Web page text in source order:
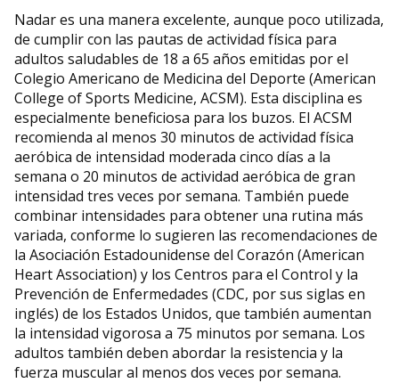
Nadar es una manera excelente, aunque poco utilizada,
de cumplir con las pautas de actividad física para
adultos saludables de 18 a 65 años emitidas por el
Colegio Americano de Medicina del Deporte (American
College of Sports Medicine, ACSM). Esta disciplina es
especialmente beneficiosa para los buzos. El ACSM
recomienda al menos 30 minutos de actividad física
aeróbica de intensidad moderada cinco días a la
semana o 20 minutos de actividad aeróbica de gran
intensidad tres veces por semana. También puede
combinar intensidades para obtener una rutina más
variada, conforme lo sugieren las recomendaciones de
la Asociación Estadounidense del Corazón (American
Heart Association) y los Centros para el Control y la
Prevención de Enfermedades (CDC, por sus siglas en
inglés) de los Estados Unidos, que también aumentan
la intensidad vigorosa a 75 minutos por semana. Los
adultos también deben abordar la resistencia y la
fuerza muscular al menos dos veces por semana.